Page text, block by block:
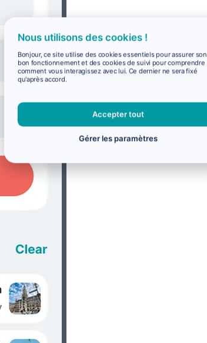
Nous utilisons des cookies !
Bonjour, ce site utilise des cookies essentiels pour assurer son
bon fonctionnement et des cookies de suivi pour comprendre
comment vous interagissez avec lui. Ce dernier ne sera fixé
qu'après accord.
Accepter tout
Gérer les paramètres